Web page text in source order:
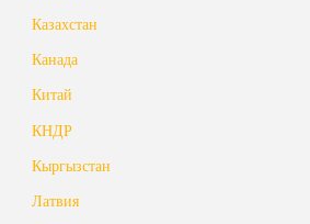
Казахстан
Канада
Китай
КНДР
Кыргызстан
Латвия